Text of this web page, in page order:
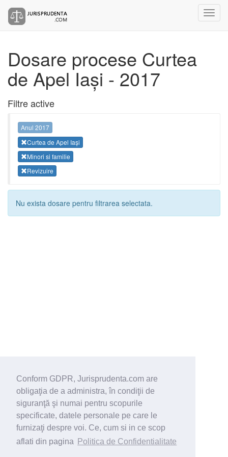
Conform GDPR, Jurisprudenta.com are
obligaţia de a administra, în condiţii de
siguranţă şi numai pentru scopurile
specificate, datele personale pe care le
furnizaţi despre voi. Ce, cum si in ce scop
aflati din pagina
Politica de Confidentialitate
Dosare procese Curtea
de Apel Iași - 2017
Filtre active
Anul 2017
Curtea de Apel Iași
Minori si familie
Revizuire
Nu exista dosare pentru filtrarea selectata.